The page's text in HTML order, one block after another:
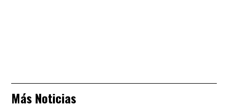
Más Noticias